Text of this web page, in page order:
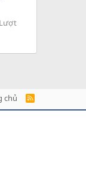
Lượt
chủ
R